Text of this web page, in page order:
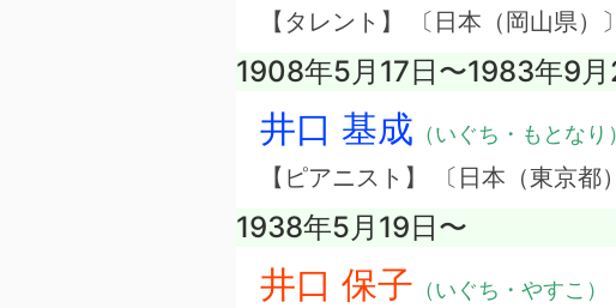
【タレント】 〔日本（岡山県
1908年5月17日〜1983年9月
井口 基成 （いぐち・もとなり）
【ピアニスト】 〔日本（東京都
1938年5月19日〜
井口 保子 （いぐち・やすこ）